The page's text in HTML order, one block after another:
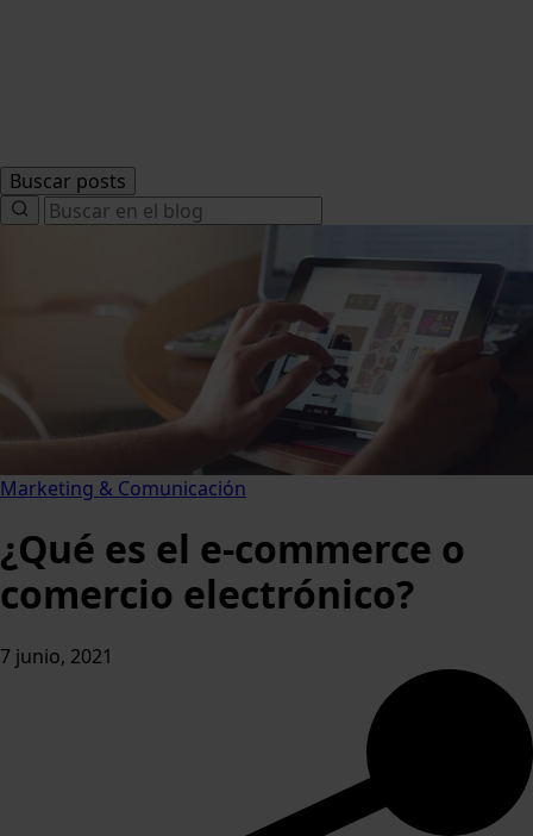
Buscar posts
Search
for:
Marketing & Comunicación
¿Qué es el e-commerce o
comercio electrónico?
7 junio, 2021